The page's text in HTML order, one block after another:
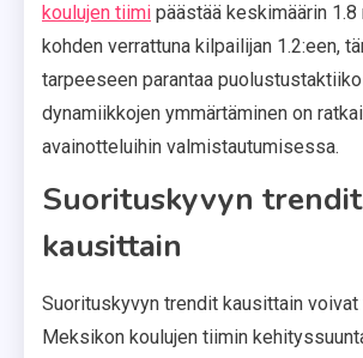
koulujen tiimi päästää keskimäärin
kohden verrattuna kilpailijan 1.2:een,
tarpeeseen parantaa
dynamiikkojen ymmärtäminen on
avainotteluihin valmistautumisessa.
Suorituskyvyn trendit
kausittain
Suorituskyvyn trendit kausittain
Meksikon koulujen tiimin